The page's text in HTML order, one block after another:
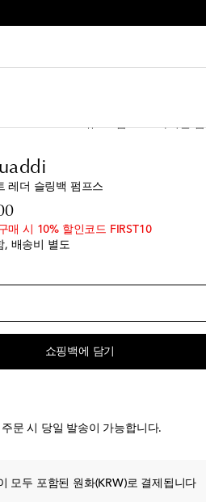
레더 슬링백 펌프스
original price
매 시 10% 할인코드 FIRST10
, 배송비 별도
박
상품
스트에 추가
상품
박
스트에 추가쇼핑백에 담기
문 시 당일 발송이 가능합니다.
모두 포함된 원화(KRW)로 결제됩니다